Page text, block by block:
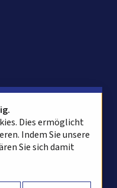
ag. Alle Rechte
Dies ermöglicht
Indem Sie unsere
Sie sich damit